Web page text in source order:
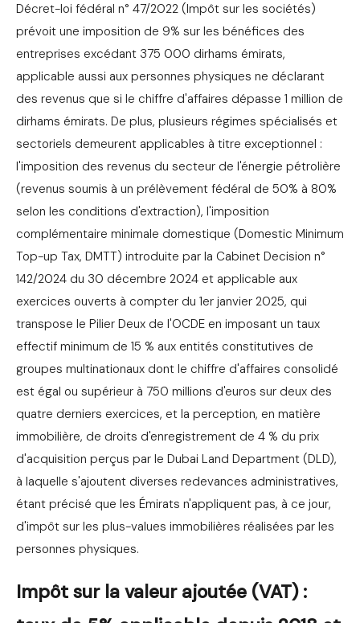
Décret-loi fédéral n° 47/2022 (Impôt sur les sociétés)
prévoit une imposition de 9% sur les bénéfices des
entreprises excédant 375 000 dirhams émirats,
applicable aussi aux personnes physiques ne déclarant
des revenus que si le chiffre d'affaires dépasse 1 million de
dirhams émirats. De plus, plusieurs régimes spécialisés et
sectoriels demeurent applicables à titre exceptionnel :
l'imposition des revenus du secteur de l'énergie pétrolière
(revenus soumis à un prélèvement fédéral de 50% à 80%
selon les conditions d'extraction), l'imposition
complémentaire minimale domestique (Domestic Minimum
Top-up Tax, DMTT) introduite par la Cabinet Decision n°
142/2024 du 30 décembre 2024 et applicable aux
exercices ouverts à compter du 1er janvier 2025, qui
transpose le Pilier Deux de l'OCDE en imposant un taux
effectif minimum de 15 % aux entités constitutives de
groupes multinationaux dont le chiffre d'affaires consolidé
est égal ou supérieur à 750 millions d'euros sur deux des
quatre derniers exercices, et la perception, en matière
immobilière, de droits d'enregistrement de 4 % du prix
d'acquisition perçus par le Dubai Land Department (DLD),
à laquelle s'ajoutent diverses redevances administratives,
étant précisé que les Émirats n'appliquent pas, à ce jour,
d'impôt sur les plus-values immobilières réalisées par les
personnes physiques.
Impôt sur la valeur ajoutée (VAT) :